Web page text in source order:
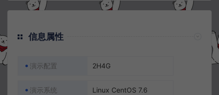
信息属性
演示配置 2H4G
演示系统 Linux CentOS 7.6